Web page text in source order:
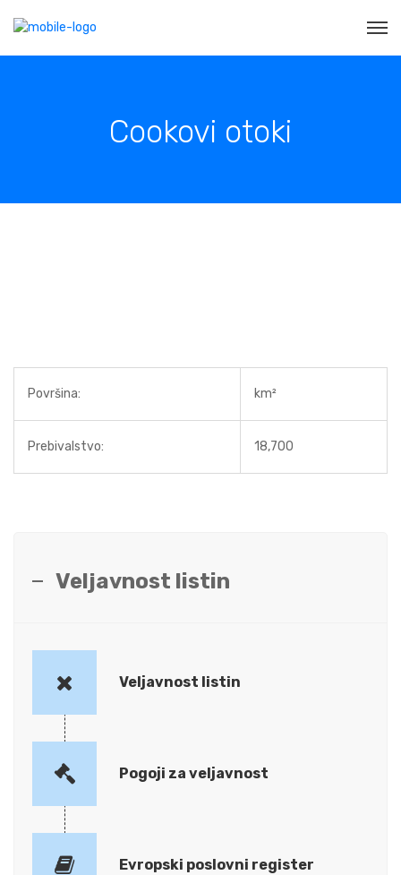
Cookovi otoki
Površina: km²
Prebivalstvo: 18,700
Veljavnost listin
Veljavnost listin
Pogoji za veljavnost
Evropski poslovni register